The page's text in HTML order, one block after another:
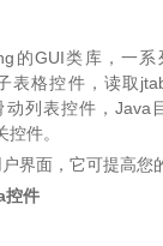
的GUI类库，一
表格控件，读取
列表控件，
件。
界面，它可提高您
控件